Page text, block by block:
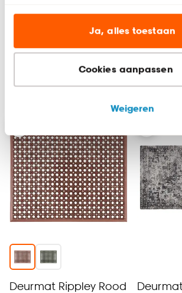
Analytische cookies (optioneel)
website te verbeteren voor jou en
Marketing cookies (optioneel)
relevante informatie en
advertenties en communicatie.
Klik op ‘Ja, alles toestaan’ om
van alle cookies, of klik op
noodzakelijke cookies te
voor kiezen om bepaalde cookies
accepteren door op ‘Cookies
klikken.
Goed om te weten is dat je deze
kan aanpassen, bekijk hiervoor onze
cookieverklaring
Ja, alles toestaan
Cookies aanpassen
Weigeren
59.
- 20.
-
Deurmat Rippley Rood